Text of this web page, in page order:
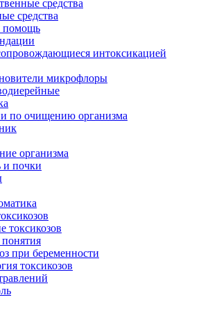
средства
средства
помощь
интоксикацией
микрофлоры
по очищению организма
организма
и почки
токсикозов
при беременности
токсикозов